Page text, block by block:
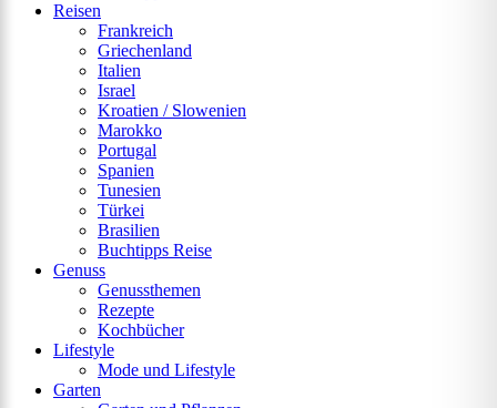
Reisen
Frankreich
Griechenland
Italien
Israel
Kroatien / Slowenien
Marokko
Portugal
Spanien
Tunesien
Türkei
Brasilien
Buchtipps Reise
Genuss
Genussthemen
Rezepte
Kochbücher
Lifestyle
Mode und Lifestyle
Garten